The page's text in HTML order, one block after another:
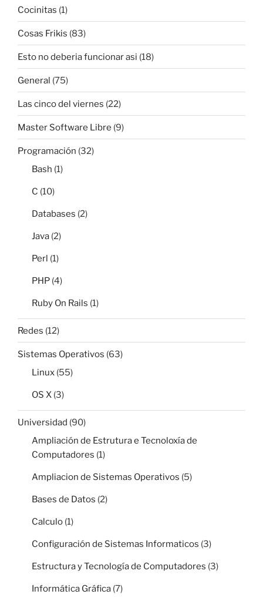
Cocinitas (1)
Cosas Frikis (83)
Esto no deberia funcionar asi (18)
General (75)
Las cinco del viernes (22)
Master Software Libre (9)
Programación (32)
Bash (1)
C (10)
Databases (2)
Java (2)
Perl (1)
PHP (4)
Ruby On Rails (1)
Redes (12)
Sistemas Operativos (63)
Linux (55)
OS X (3)
Universidad (90)
Ampliación de Estrutura e Tecnoloxía de
Computadores (1)
Ampliacion de Sistemas Operativos (5)
Bases de Datos (2)
Calculo (1)
Configuración de Sistemas Informaticos (3)
Estructura y Tecnología de Computadores (3)
Informática Gráfica (7)